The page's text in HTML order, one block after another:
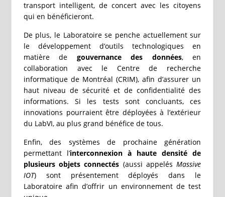
transport intelligent, de concert avec les citoyens
qui en bénéficieront.
De plus, le Laboratoire se penche actuellement sur
le développement d’outils technologiques en
matière de gouvernance des données, en
collaboration avec le Centre de recherche
informatique de Montréal (CRIM), afin d’assurer un
haut niveau de sécurité et de confidentialité des
informations. Si les tests sont concluants, ces
innovations pourraient être déployées à l’extérieur
du LabVI, au plus grand bénéfice de tous.
Enfin, des systèmes de prochaine génération
permettant l’interconnexion à haute densité de
plusieurs objets connectés (aussi appelésMassive
IOT) sont présentement déployés dans le
Laboratoire afin d’offrir un environnement de test